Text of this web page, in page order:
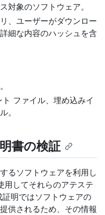
対象のソフトウェア。
、ユーザーがダウンロー
細な内容のハッシュを含
ファイル、埋め込みイ
。
書の検証
るソフトウェアを利用し
してそれらのアテステ
明ではソフトウェアの
供されるため、その情報